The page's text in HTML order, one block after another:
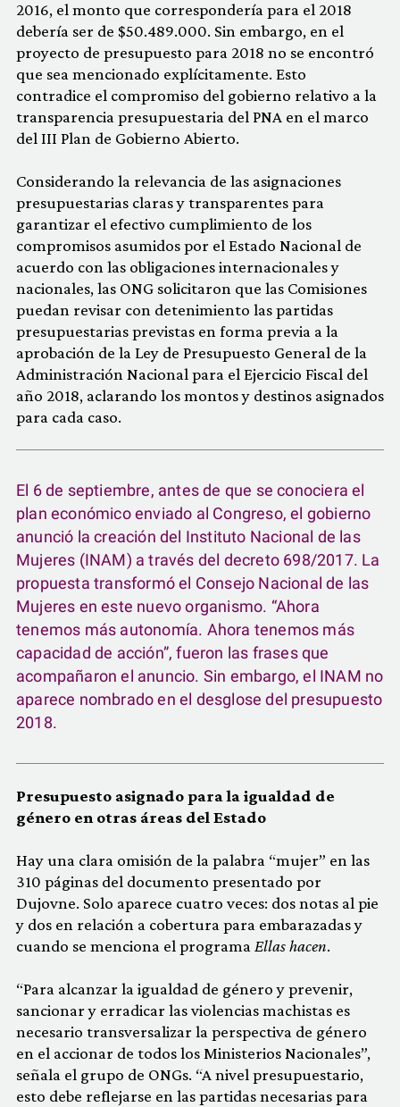
2016, el monto que correspondería para el 2018
debería ser de $50.489.000. Sin embargo, en el
proyecto de presupuesto para 2018 no se encontró
que sea mencionado explícitamente. Esto
contradice el compromiso del gobierno relativo a la
transparencia presupuestaria del PNA en el marco
del III Plan de Gobierno Abierto.
Considerando la relevancia de las asignaciones
presupuestarias claras y transparentes para
garantizar el efectivo cumplimiento de los
compromisos asumidos por el Estado Nacional de
acuerdo con las obligaciones internacionales y
nacionales, las ONG solicitaron que las Comisiones
puedan revisar con detenimiento las partidas
presupuestarias previstas en forma previa a la
aprobación de la Ley de Presupuesto General de la
Administración Nacional para el Ejercicio Fiscal del
año 2018, aclarando los montos y destinos asignados
para cada caso.
El 6 de septiembre, antes de que se conociera el
plan económico enviado al Congreso, el gobierno
anunció la creación del Instituto Nacional de las
Mujeres (INAM) a través del decreto 698/2017. La
propuesta transformó el Consejo Nacional de las
Mujeres en este nuevo organismo. “Ahora
tenemos más autonomía. Ahora tenemos más
capacidad de acción”, fueron las frases que
acompañaron el anuncio. Sin embargo, el INAM no
aparece nombrado en el desglose del presupuesto
2018.
Presupuesto asignado para la igualdad de
género en otras áreas del Estado
Hay una clara omisión de la palabra “mujer” en las
310 páginas del documento presentado por
Dujovne. Solo aparece cuatro veces: dos notas al pie
y dos en relación a cobertura para embarazadas y
cuando se menciona el programaEllas hacen.
“Para alcanzar la igualdad de género y prevenir,
sancionar y erradicar las violencias machistas es
necesario transversalizar la perspectiva de género
en el accionar de todos los Ministerios Nacionales”,
señala el grupo de ONGs. “A nivel presupuestario,
esto debe reflejarse en las partidas necesarias para